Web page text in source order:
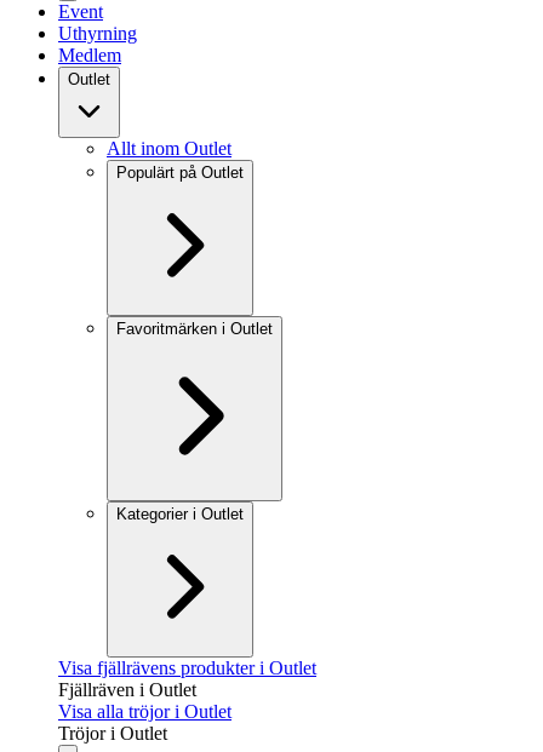
Event
Uthyrning
Medlem
Outlet
Allt inom Outlet
Populärt på Outlet
Favoritmärken i Outlet
Kategorier i Outlet
Visa fjällrävens produkter i Outlet
Fjällräven i Outlet
Visa alla tröjor i Outlet
Tröjor i Outlet